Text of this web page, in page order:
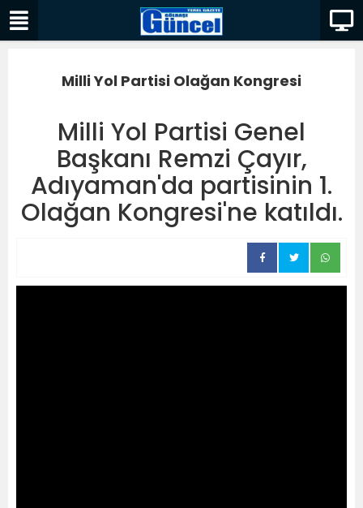
Milli Yol Partisi Olağan Kongresi
Milli Yol Partisi Genel
Başkanı Remzi Çayır,
Adıyaman'da partisinin 1.
Olağan Kongresi'ne katıldı.